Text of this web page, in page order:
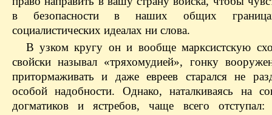
в безопасности в наших общих
социалистических идеалах ни слова.
В узком кругу он и вообще марксистскую
свойски называл «тряхомудией», гонку
притормаживать и даже евреев старался не
особой надобности. Однако, наталкиваясь на
догматиков и ястребов, чаще всего отступал: